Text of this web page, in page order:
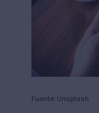
Fuente: Unsplash